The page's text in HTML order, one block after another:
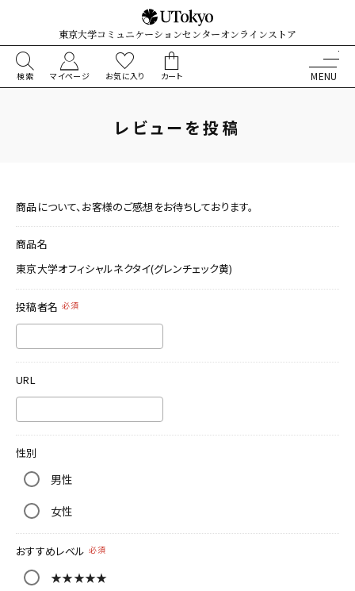
東京大学コミュニケーションセンターオンラインストア
検索 マイページ お気に入り カート
レビューを投稿
商品について、お客様のご感想をお待ちしております。
商品名
東京大学オフィシャルネクタイ(グレンチェック黄)
投稿者名 必須
URL
性別
男性
女性
おすすめレベル 必須
★★★★★